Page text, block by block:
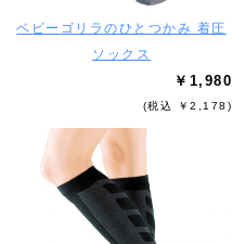
ベビーゴリラのひとつかみ 着圧
ソックス
￥1,980
(税込 ￥2,178)